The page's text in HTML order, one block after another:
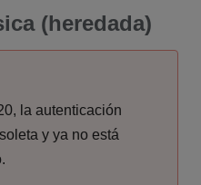
(heredada)
la autenticación
y ya no está